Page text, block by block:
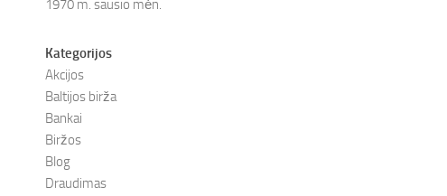
1970 m. sausio mėn.
Kategorijos
Akcijos
Baltijos birža
Bankai
Biržos
Blog
Draudimas